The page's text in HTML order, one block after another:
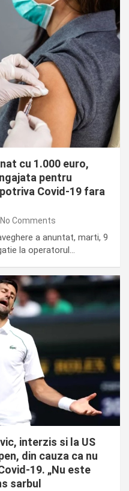
cu 1.000 euro,
pentru
Covid-19 fara
No Comments
a anuntat, marti, 9
la operatorul…
interzis si la US
din cauza ca nu
19. „Nu este
sarbul